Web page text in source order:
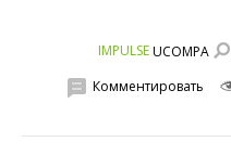
IMPULSEUCOMPA
Комментировать